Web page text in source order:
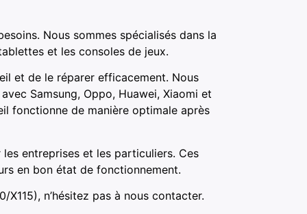
Nous sommes spécialisés dans la
et les consoles de jeux.
et de le réparer efficacement. Nous
Samsung, Oppo, Huawei, Xiaomi et
fonctionne de manière optimale après
entreprises et les particuliers. Ces
en bon état de fonctionnement.
n’hésitez pas à nous contacter.